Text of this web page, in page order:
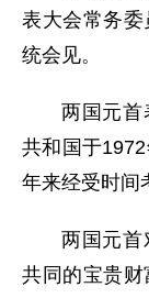
表大会常务
统会见。
两国元首
共和国于
年来经受时间
两国元首
共同的宝贵财